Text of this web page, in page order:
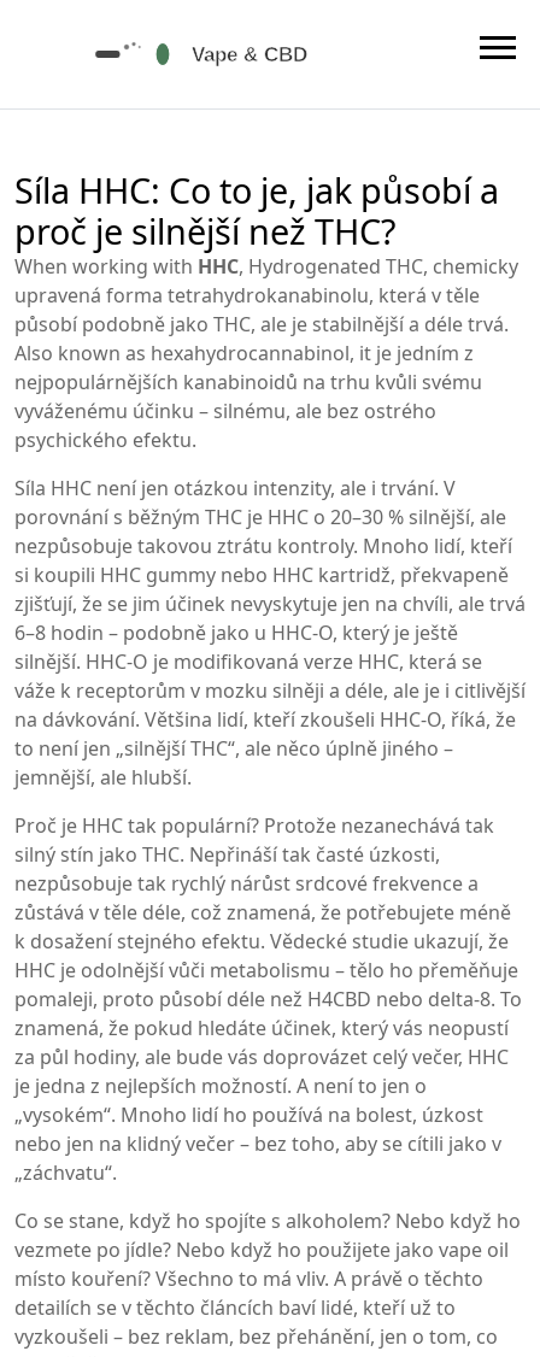
Síla HHC: Co to je, jak působí a
proč je silnější než THC?
When working with HHC, Hydrogenated THC, chemicky
upravená forma tetrahydrokanabinolu, která v těle
působí podobně jako THC, ale je stabilnější a déle trvá.
Also known as hexahydrocannabinol, it je jedním z
nejpopulárnějších kanabinoidů na trhu kvůli svému
vyváženému účinku – silnému, ale bez ostrého
psychického efektu.
Síla HHC není jen otázkou intenzity, ale i trvání. V
porovnání s běžným THC je HHC o 20–30 % silnější, ale
nezpůsobuje takovou ztrátu kontroly. Mnoho lidí, kteří
si koupili HHC gummy nebo HHC kartridž, překvapeně
zjišťují, že se jim účinek nevyskytuje jen na chvíli, ale trvá
6–8 hodin – podobně jako u HHC-O, který je ještě
silnější. HHC-O je modifikovaná verze HHC, která se
váže k receptorům v mozku silněji a déle, ale je i citlivější
na dávkování. Většina lidí, kteří zkoušeli HHC-O, říká, že
to není jen „silnější THC“, ale něco úplně jiného –
jemnější, ale hlubší.
Proč je HHC tak populární? Protože nezanechává tak
silný stín jako THC. Nepřináší tak časté úzkosti,
nezpůsobuje tak rychlý nárůst srdcové frekvence a
zůstává v těle déle, což znamená, že potřebujete méně
k dosažení stejného efektu. Vědecké studie ukazují, že
HHC je odolnější vůči metabolismu – tělo ho přeměňuje
pomaleji, proto působí déle než H4CBD nebo delta-8. To
znamená, že pokud hledáte účinek, který vás neopustí
za půl hodiny, ale bude vás doprovázet celý večer, HHC
je jedna z nejlepších možností. A není to jen o
„vysokém“. Mnoho lidí ho používá na bolest, úzkost
nebo jen na klidný večer – bez toho, aby se cítili jako v
„záchvatu“.
Co se stane, když ho spojíte s alkoholem? Nebo když ho
vezmete po jídle? Nebo když ho použijete jako vape oil
místo kouření? Všechno to má vliv. A právě o těchto
detailích se v těchto článcích baví lidé, kteří už to
vyzkoušeli – bez reklam, bez přehánění, jen o tom, co